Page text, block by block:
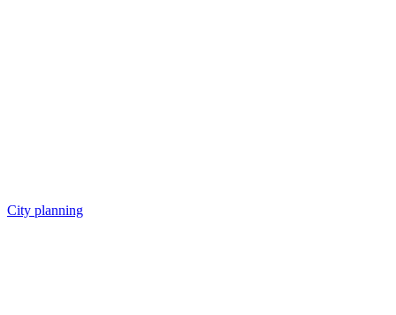
City planning